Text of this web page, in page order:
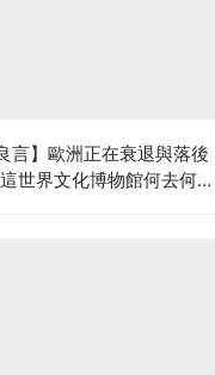
言】歐洲正在衰退與落後
世界文化博物館何去何